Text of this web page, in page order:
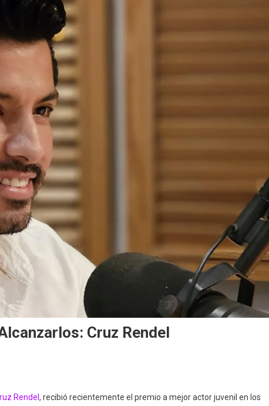
Cruz Rendel
Rendel , recibió recientemente el premio a mejor actor juvenil en los